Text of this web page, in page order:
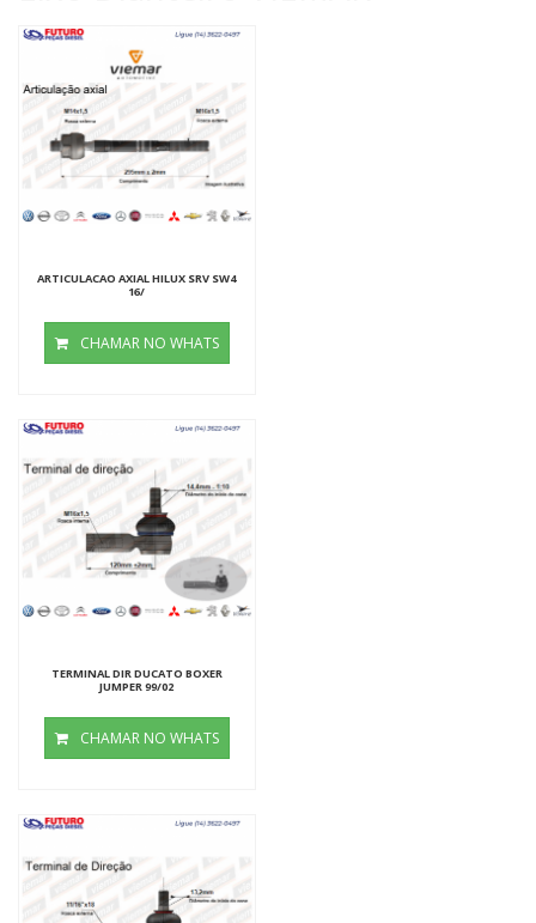
ARTICULACAO AXIAL HILUX SRV SW4
16/
CHAMAR NO WHATS
TERMINAL DIR DUCATO BOXER
JUMPER 99/02
CHAMAR NO WHATS